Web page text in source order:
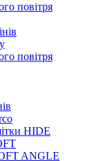
повітря
повітря
HIDE
ANGLE